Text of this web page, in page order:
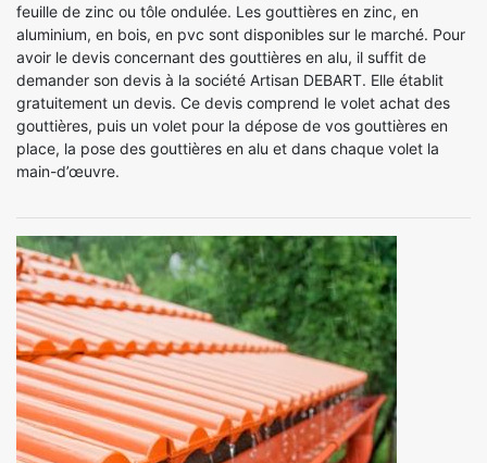
feuille de zinc ou tôle ondulée. Les gouttières en zinc, en
aluminium, en bois, en pvc sont disponibles sur le marché. Pour
avoir le devis concernant des gouttières en alu, il suffit de
demander son devis à la société Artisan DEBART. Elle établit
gratuitement un devis. Ce devis comprend le volet achat des
gouttières, puis un volet pour la dépose de vos gouttières en
place, la pose des gouttières en alu et dans chaque volet la
main-d’œuvre.